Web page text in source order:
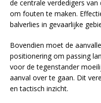
de centrale verdedigers
om fouten te maken.
balverlies in gevaarlijke
Bovendien moet de
positionering om passing
voor de tegenstander
aanval over te gaan. Dit
en tactisch inzicht.